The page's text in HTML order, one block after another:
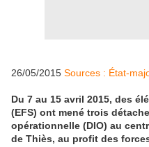
26/05/2015 Sources : État-
Du 7 au 15 avril 2015, des
(EFS) ont mené trois
opérationnelle (DIO) au
de Thiès, au profit des